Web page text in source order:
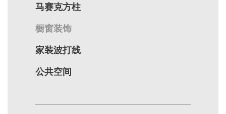
马赛克方柱
橱窗装饰
家装波打线
公共空间